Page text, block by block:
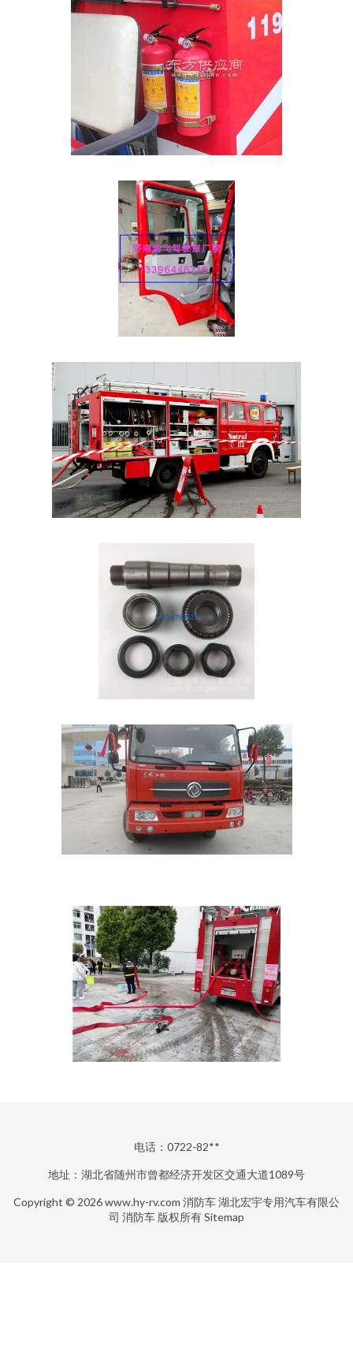
电话：0722-82**
地址：湖北省随州市曾都经济开发区交通大道1089号
Copyright © 2026www.hy-rv.com 消防车湖北宏宇专用汽车有限公
司 消防车 版权所有Sitemap